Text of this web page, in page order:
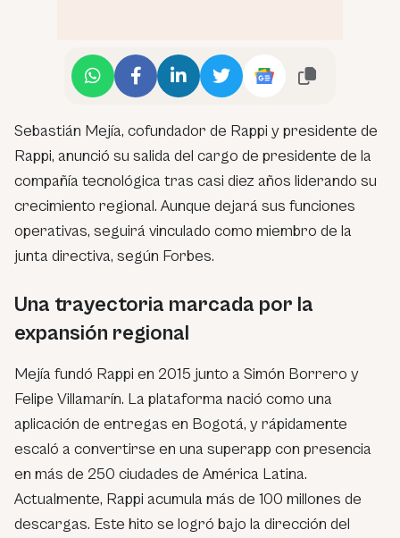
Sebastián Mejía, cofundador de Rappi y presidente de
Rappi, anunció su salida del cargo de presidente de la
compañía tecnológica tras casi diez años liderando su
crecimiento regional. Aunque dejará sus funciones
operativas, seguirá vinculado como miembro de la
junta directiva, según Forbes.
Una trayectoria marcada por la
expansión regional
Mejía fundó Rappi en 2015 junto a Simón Borrero y
Felipe Villamarín. La plataforma nació como una
aplicación de entregas en Bogotá, y rápidamente
escaló a convertirse en una superapp con presencia
en más de 250 ciudades de América Latina.
Actualmente, Rappi acumula más de 100 millones de
descargas. Este hito se logró bajo la dirección del